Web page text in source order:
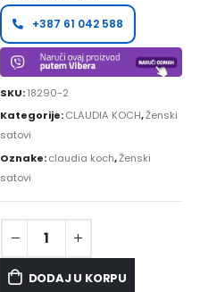
+387 61 042 588
SKU:18290-2
Kategorije:CLAUDIA KOCH,Ženski
satovi
Oznake:claudia koch,Ženski
satovi
DODAJ U KORPU